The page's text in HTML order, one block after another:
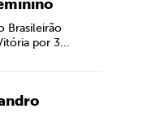
Brasileirão
por 3...